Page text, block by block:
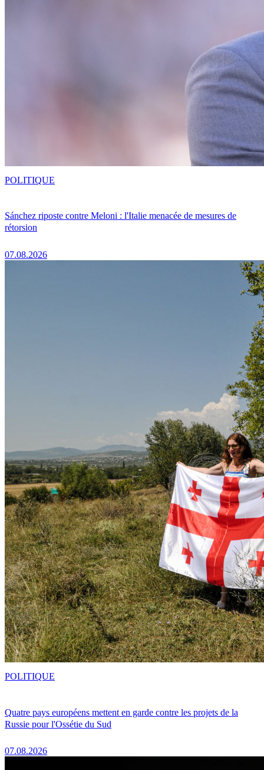
Sánchez riposte contre Meloni : l'Italie menacée de mesures de
rétorsion
07.08.2026
POLITIQUE
Quatre pays européens mettent en garde contre les projets de la
Russie pour l'Ossétie du Sud
07.08.2026
POLITIQUE